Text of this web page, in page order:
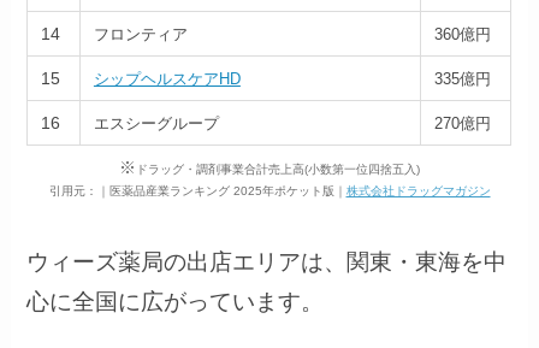
14 フロンティア 360億円
15 シップヘルスケアHD 335億円
16 エスシーグループ 270億円
※ ドラッグ・調剤事業合計売上高(小数第一位四捨五入)
引用元：｜医薬品産業ランキング 2025年ポケット版｜ 株式会社ドラッグマガジン
ウィーズ薬局の出店エリアは、関東・東海を中
心に全国に広がっています。